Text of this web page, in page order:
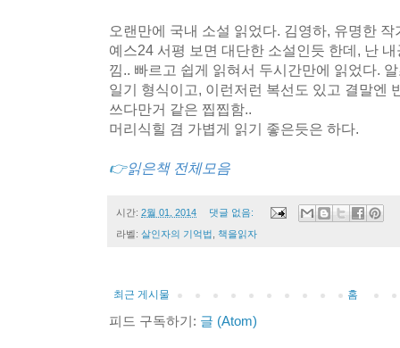
오랜만에 국내 소설 읽었다. 김영하, 유명한
예스24 서평 보면 대단한 소설인듯 한데, 난
낌.. 빠르고 쉽게 읽혀서 두시간만에 읽었다.
일기 형식이고, 이런저런 복선도 있고 결말엔
쓰다만거 같은 찝찝함..
머리식힐 겸 가볍게 읽기 좋은듯은 하다.
👉읽은책 전체모음
시간: 2월 01, 2014 댓글 없음:
라벨: 살인자의 기억법 책을읽자
최근 게시물 홈
피드 구독하기: 글 (Atom)